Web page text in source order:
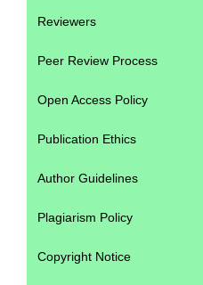
Reviewers
Peer Review Process
Open Access Policy
Publication Ethics
Author Guidelines
Plagiarism Policy
Copyright Notice